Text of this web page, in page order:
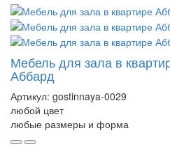
Мебель для зала в
Аббард
Артикул: gostinnaya-0029
любой цвет
любые размеры и форма